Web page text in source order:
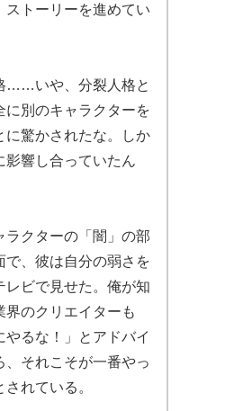
ストーリーを進めてい
……いや、分裂人格と
に別のキャラクターを
に驚かされたな。しか
影響し合っていたん
ラクターの「闇」の部
で、彼は自分の弱さを
レビで見せた。俺が知
界のクリエイターも
やるな！」とアドバイ
、それこそが一番やっ
れている。